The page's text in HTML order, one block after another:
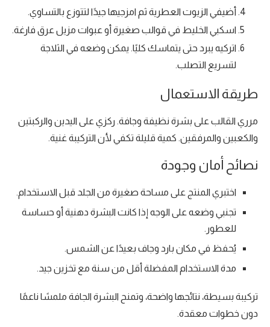
أضيفي الزيوت العطرية ثم امزجيها جيدًا لتتوزع بالتساوي.
اسكبي الخليط في قوالب صغيرة أو عبوات مزيل عرق فارغة.
اتركيه يبرد حتى يتماسك كليًا. يمكن وضعه في الثلاجة
لتسريع التصلب.
طريقة الاستعمال
مرري القالب على بشرة نظيفة وجافة. ركزي على اليدين والركبتين
والكعبين والمرفقين. كمية قليلة تكفي لأن التركيبة غنية.
نصائح أمان وجودة
اختبري المنتج على مساحة صغيرة من الجلد قبل الاستخدام.
تجنبي وضعه على الوجه إذا كانت البشرة دهنية أو حساسة
للعطور.
يُحفظ في مكان بارد وجاف بعيدًا عن الشمس.
مدة الاستخدام المفضلة أقل من سنة مع تخزين جيد.
تركيبة بسيطة، نتائجها واضحة، وتمنح البشرة الجافة ملمسًا ناعمًا
دون خطوات معقدة.